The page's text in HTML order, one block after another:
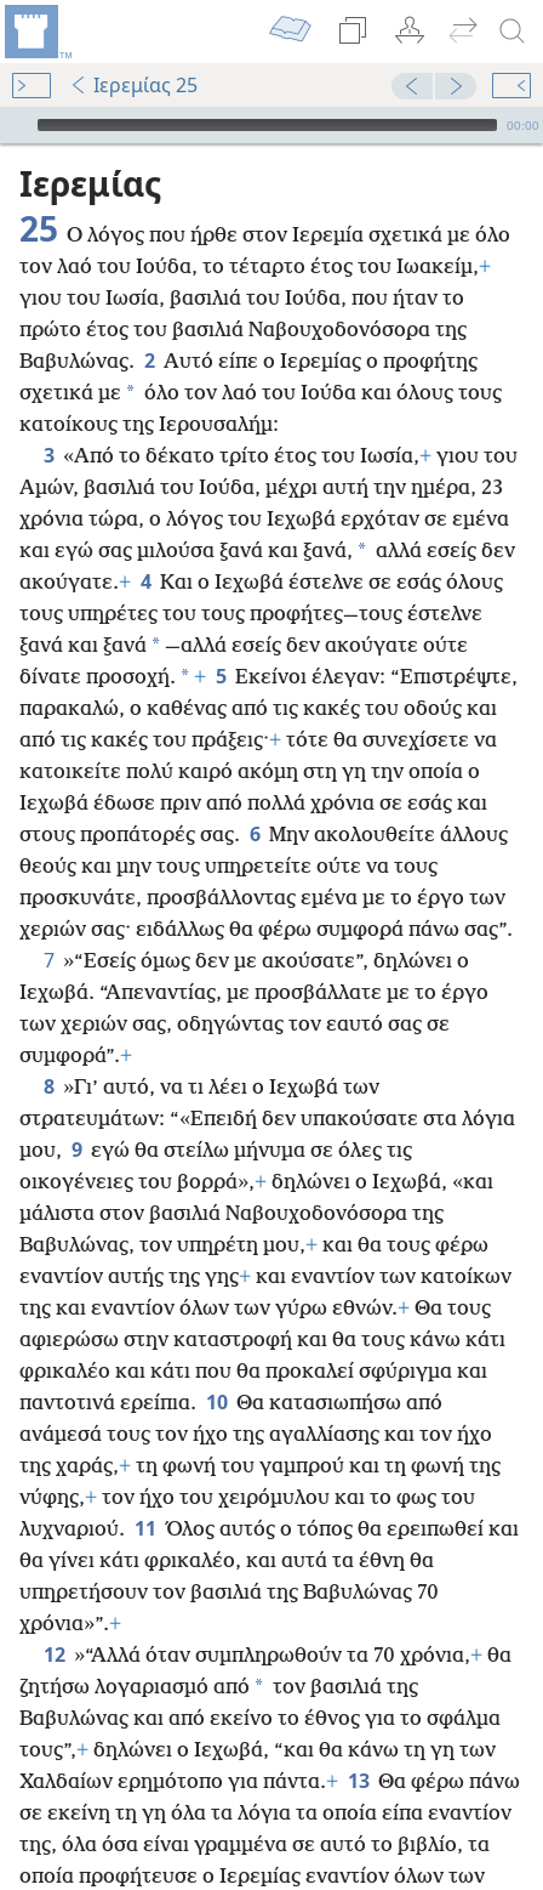
Ιερεμίας 25
Audio Player
00:00
Ιερεμίας
25 Ο λόγος που ήρθε στον Ιερεμία σχετικά με όλο
τον λαό του Ιούδα, το τέταρτο έτος του Ιωακείμ,+
γιου του Ιωσία, βασιλιά του Ιούδα, που ήταν το
πρώτο έτος του βασιλιά Ναβουχοδονόσορα της
Βαβυλώνας. 2 Αυτό είπε ο Ιερεμίας ο προφήτης
σχετικά με * όλο τον λαό του Ιούδα και όλους τους
κατοίκους της Ιερουσαλήμ:
3 «Από το δέκατο τρίτο έτος του Ιωσία,+ γιου του
Αμών, βασιλιά του Ιούδα, μέχρι αυτή την ημέρα, 23
χρόνια τώρα, ο λόγος του Ιεχωβά ερχόταν σε εμένα
και εγώ σας μιλούσα ξανά και ξανά, * αλλά εσείς δεν
ακούγατε.+ 4 Και ο Ιεχωβά έστελνε σε εσάς όλους
τους υπηρέτες του τους προφήτες—τους έστελνε
ξανά και ξανά * —αλλά εσείς δεν ακούγατε ούτε
δίνατε προσοχή. * + 5 Εκείνοι έλεγαν: “Επιστρέψτε,
παρακαλώ, ο καθένας από τις κακές του οδούς και
από τις κακές του πράξεις·+ τότε θα συνεχίσετε να
κατοικείτε πολύ καιρό ακόμη στη γη την οποία ο
Ιεχωβά έδωσε πριν από πολλά χρόνια σε εσάς και
στους προπάτορές σας. 6 Μην ακολουθείτε άλλους
θεούς και μην τους υπηρετείτε ούτε να τους
προσκυνάτε, προσβάλλοντας εμένα με το έργο των
χεριών σας· ειδάλλως θα φέρω συμφορά πάνω σας”.
7 »“Εσείς όμως δεν με ακούσατε”, δηλώνει ο
Ιεχωβά. “Απεναντίας, με προσβάλλατε με το έργο
των χεριών σας, οδηγώντας τον εαυτό σας σε
συμφορά”.+
8 »Γι’ αυτό, να τι λέει ο Ιεχωβά των
στρατευμάτων: “«Επειδή δεν υπακούσατε στα λόγια
μου, 9 εγώ θα στείλω μήνυμα σε όλες τις
οικογένειες του βορρά»,+ δηλώνει ο Ιεχωβά, «και
μάλιστα στον βασιλιά Ναβουχοδονόσορα της
Βαβυλώνας, τον υπηρέτη μου,+ και θα τους φέρω
εναντίον αυτής της γης+ και εναντίον των κατοίκων
της και εναντίον όλων των γύρω εθνών.+ Θα τους
αφιερώσω στην καταστροφή και θα τους κάνω κάτι
φρικαλέο και κάτι που θα προκαλεί σφύριγμα και
παντοτινά ερείπια. 10 Θα κατασιωπήσω από
ανάμεσά τους τον ήχο της αγαλλίασης και τον ήχο
της χαράς,+ τη φωνή του γαμπρού και τη φωνή της
νύφης,+ τον ήχο του χειρόμυλου και το φως του
λυχναριού. 11 Όλος αυτός ο τόπος θα ερειπωθεί και
θα γίνει κάτι φρικαλέο, και αυτά τα έθνη θα
υπηρετήσουν τον βασιλιά της Βαβυλώνας 70
χρόνια»”.+
12 »“Αλλά όταν συμπληρωθούν τα 70 χρόνια,+ θα
ζητήσω λογαριασμό από * τον βασιλιά της
Βαβυλώνας και από εκείνο το έθνος για το σφάλμα
τους”,+ δηλώνει ο Ιεχωβά, “και θα κάνω τη γη των
Χαλδαίων ερημότοπο για πάντα.+ 13 Θα φέρω πάνω
σε εκείνη τη γη όλα τα λόγια τα οποία είπα εναντίον
της, όλα όσα είναι γραμμένα σε αυτό το βιβλίο, τα
οποία προφήτευσε ο Ιερεμίας εναντίον όλων των